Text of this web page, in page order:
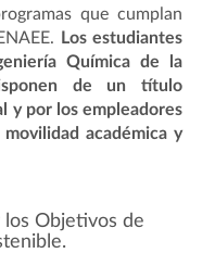
que cumplan
Los estudiantes
Química de la
de un título
y por los empleadores
académica y
los Objetivos de